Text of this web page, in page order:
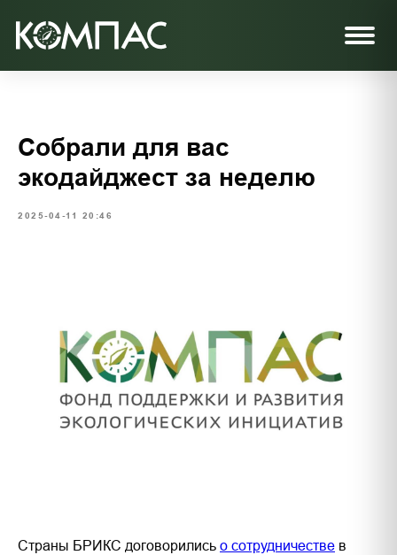
Собрали для вас
экодайджест за неделю
2025-04-11 20:46
Страны БРИКС договорились о сотрудничестве в